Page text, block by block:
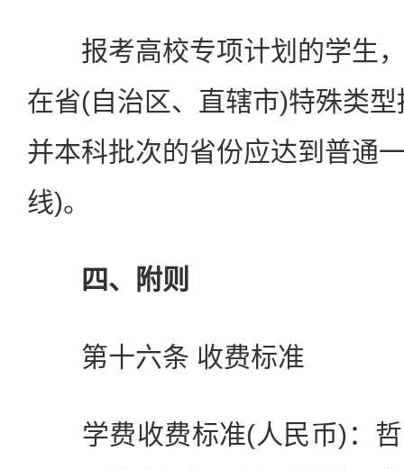
报考高校专项计划的学生，
在省(自治区、直辖市)特殊类
并本科批次的省份应达到普通
线)。
四、附则
第十六条 收费标准
学费收费标准(人民币)：哲